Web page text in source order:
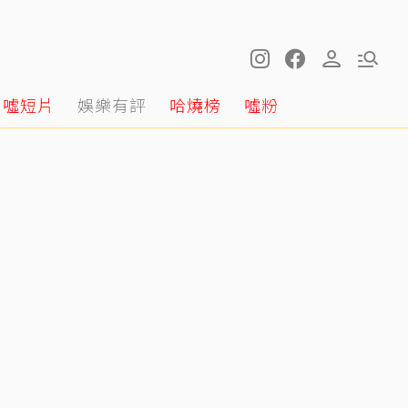
噓短片 娛樂有評 哈燒榜 噓粉